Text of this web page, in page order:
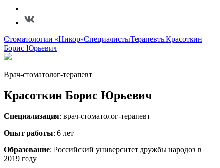
Стоматологии «Никор»СпециалистыТерапевтыКрасоткин
Борис Юрьевич
Врач-стоматолог-терапевт
Красоткин Борис Юрьевич
Специализация: врач-стоматолог-терапевт
Опыт работы: 6 лет
Образование: Российский университет дружбы народов в
2019 году